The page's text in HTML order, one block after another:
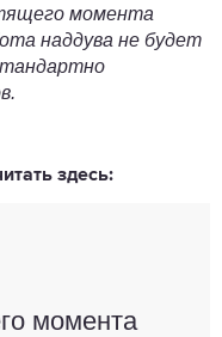
момента
наддува не будет
здесь:
момента